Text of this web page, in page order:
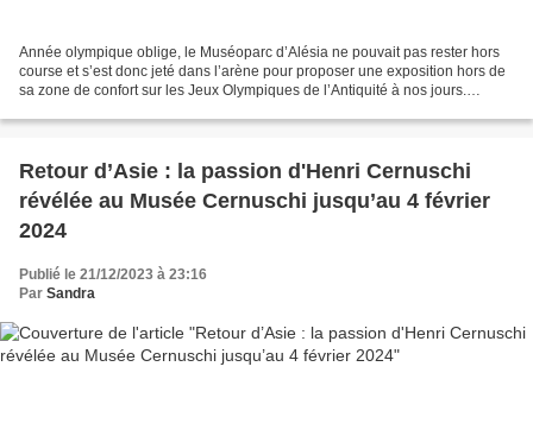
Année olympique oblige, le Muséoparc d’Alésia ne pouvait pas rester hors
course et s’est donc jeté dans l’arène pour proposer une exposition hors de
sa zone de confort sur les Jeux Olympiques de l’Antiquité à nos jours.
Retour d’Asie : la passion d'Henri Cernuschi
révélée au Musée Cernuschi jusqu’au 4 février
2024
Publié le 21/12/2023 à 23:16
Par Sandra